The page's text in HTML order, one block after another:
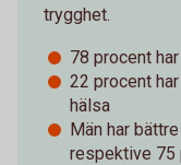
trygghet.
78 procent
22 procent
hälsa
Män har
respektive 75